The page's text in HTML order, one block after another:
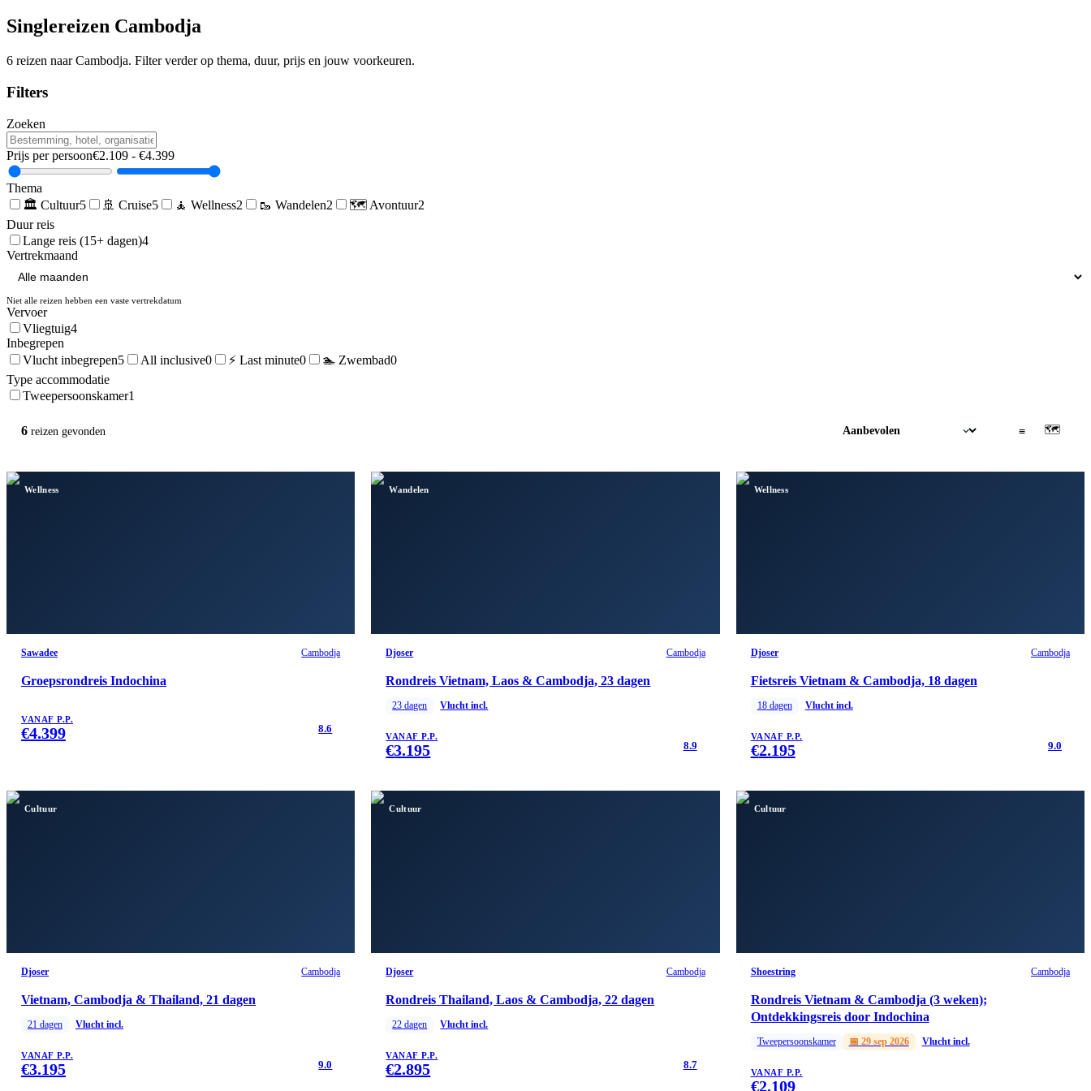
Singlereizen Cambodja
6 reizen naarCambodja. Filter verder op thema, duur, prijs en jouw voorkeuren.
Filters
Zoeken
Prijs per persoon€2.109 - €4.399
Thema
🏛️ Cultuur5 🚢 Cruise5 🧘 Wellness2 🥾 Wandelen2 🗺️ Avontuur2
Duur reis
Lange reis (15+ dagen)4
Vertrekmaand
Niet alle reizen hebben een vaste vertrekdatum
Vervoer
Vliegtuig4
Inbegrepen
Vlucht inbegrepen5 All inclusive0 ⚡ Last minute0 🏊 Zwembad0
Type accommodatie
Tweepersoonskamer1
6 reizen gevonden ≡ 🗺
Wellness
Sawadee Cambodja
Groepsrondreis Indochina
VANAF P.P.
€4.399 8.6
Wandelen
Djoser Cambodja
Rondreis Vietnam, Laos & Cambodja, 23 dagen
23 dagen Vlucht incl.
VANAF P.P.
€3.195 8.9
Wellness
Djoser Cambodja
Fietsreis Vietnam & Cambodja, 18 dagen
18dagen Vlucht incl.
VANAF P.P.
€2.195 9.0
Cultuur
Djoser Cambodja
Vietnam, Cambodja & Thailand, 21 dagen
21 dagen Vlucht incl.
VANAF P.P.
€3.195 9.0
Cultuur
Djoser Cambodja
Rondreis Thailand, Laos & Cambodja, 22 dagen
22 dagen Vlucht incl.
VANAF P.P.
€2.895 8.7
Cultuur
Shoestring Cambodja
Rondreis Vietnam & Cambodja (3 weken);
Ontdekkingsreis door Indochina
Tweepersoonskamer 📅 29 sep 2026 Vlucht incl.
VANAF P.P.
€2.109